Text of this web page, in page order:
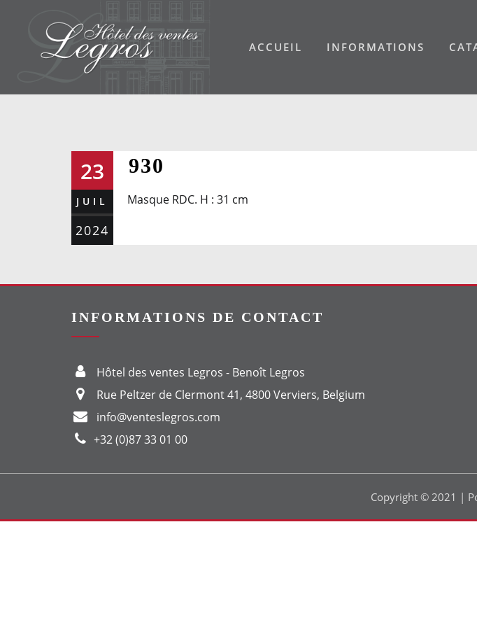
ACCUEIL INFORMATIONS
23
JUIL
2024
930
Masque RDC. H : 31 cm
INFORMATIONS DE CONTACT
Hôtel des ventes Legros - Benoît Legros
Rue Peltzer de Clermont 41, 4800 Verviers, Belgium
info@venteslegros.com
+32 (0)87 33 01 00
Copyright © 2021 |